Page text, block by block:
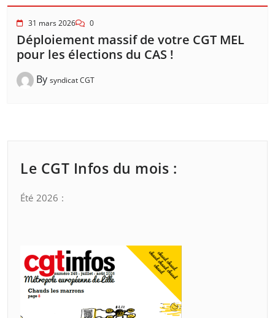
31 mars 2026 0
Déploiement massif de votre CGT MEL
pour les élections du CAS !
By syndicat CGT
Le CGT Infos du mois :
Été 2026 :